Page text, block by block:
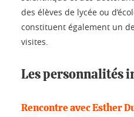
des élèves de lycée ou
constituent également un
visites.
Les personnalités
Rencontre avec Esther